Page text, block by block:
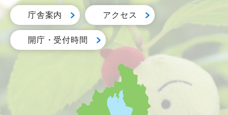
庁舎案内 アクセス
開庁・受付時間